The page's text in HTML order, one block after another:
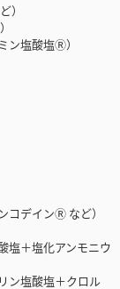
）
塩酸塩Ⓡ）
デインⓇ など）
＋塩化アンモニウ
塩酸塩＋クロル